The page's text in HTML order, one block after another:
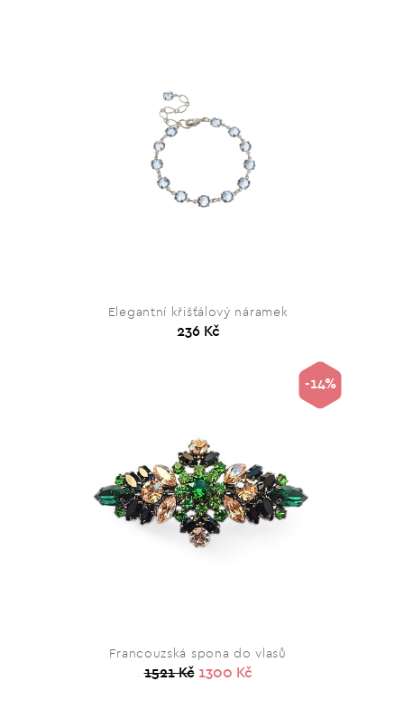
Elegantní křišťálový náramek
236 Kč
Francouzská spona do vlasů
1521 Kč 1300 Kč
-14%